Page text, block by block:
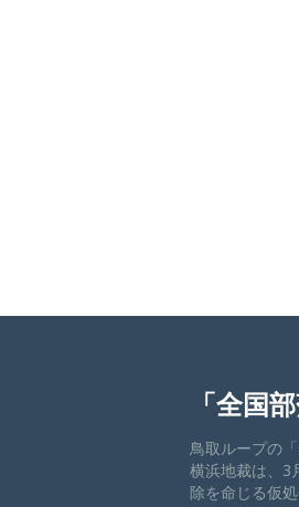
「全国
鳥取ループの
横浜地裁は、3
除を命じる仮処